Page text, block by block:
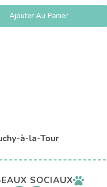
Ajouter Au Panier
à-la-Tour
SOCIAUX